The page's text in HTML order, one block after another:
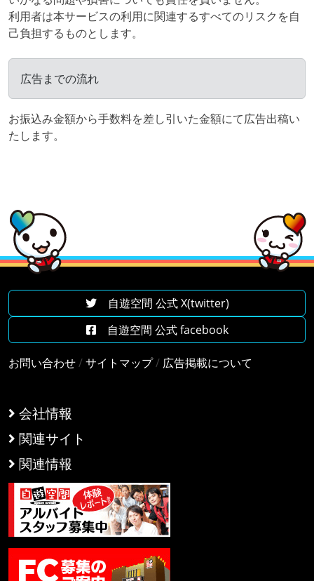
利用者は本サービスの利用に関連するすべてのリスクを自
己負担するものとします。
広告までの流れ
お振込み金額から手数料を差し引いた金額にて広告出稿い
たします。
会社情報
関連サイト
関連情報
自遊空間 公式 X(twitter)
自遊空間 公式 facebook
お問い合わせ/サイトマップ/ 広告掲載について